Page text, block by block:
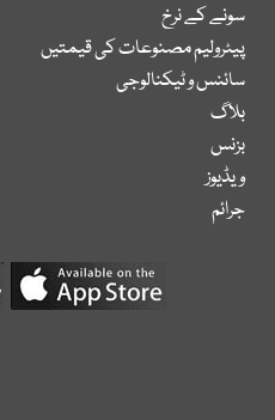
سونے کے نرخ
پیٹرولیم مصنوعات کی قیمتیں
سائنس و ٹیکنالوجی
بلاگ
بزنس
ویڈیوز
جرائم